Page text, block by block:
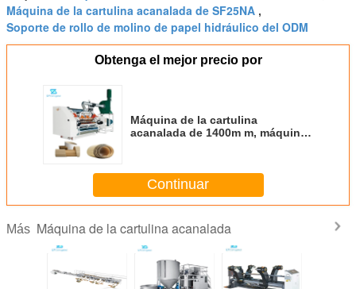
Máquina de la cartulina acanalada de SF25NA ,
Soporte de rollo de molino de papel hidráulico del ODM
Obtenga el mejor precio por
Máquina de la cartulina
acanalada de 1400m m, máquina
Continuar
Más Máquina de la cartulina acanalada